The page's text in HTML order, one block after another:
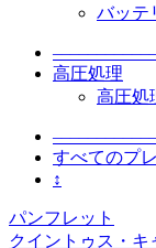
バッテ
高圧処理
高圧処
すべてのプ
↕
パンフレット
クイントゥス・